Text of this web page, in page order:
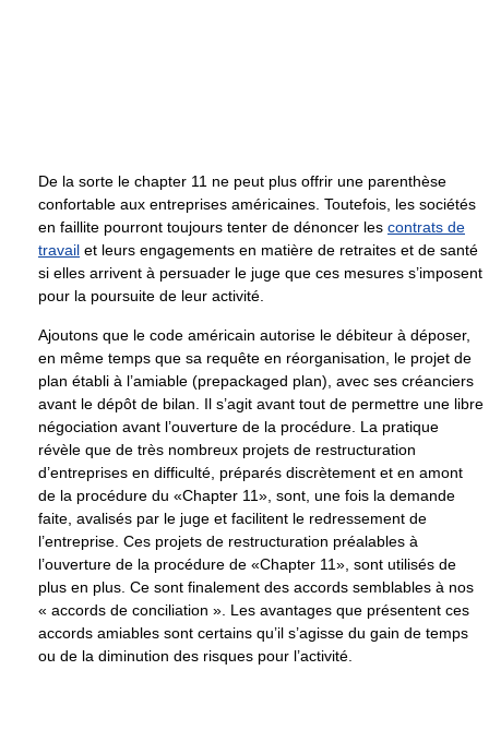
De la sorte le chapter 11 ne peut plus offrir une parenthèse
confortable aux entreprises américaines. Toutefois, les sociétés
en faillite pourront toujours tenter de dénoncer les contrats de
travail et leurs engagements en matière de retraites et de santé
si elles arrivent à persuader le juge que ces mesures s’imposent
pour la poursuite de leur activité.
Ajoutons que le code américain autorise le débiteur à déposer,
en même temps que sa requête en réorganisation, le projet de
plan établi à l’amiable (prepackaged plan), avec ses créanciers
avant le dépôt de bilan. Il s’agit avant tout de permettre une libre
négociation avant l’ouverture de la procédure. La pratique
révèle que de très nombreux projets de restructuration
d’entreprises en difficulté, préparés discrètement et en amont
de la procédure du «Chapter 11», sont, une fois la demande
faite, avalisés par le juge et facilitent le redressement de
l’entreprise. Ces projets de restructuration préalables à
l’ouverture de la procédure de «Chapter 11», sont utilisés de
plus en plus. Ce sont finalement des accords semblables à nos
« accords de conciliation ». Les avantages que présentent ces
accords amiables sont certains qu’il s’agisse du gain de temps
ou de la diminution des risques pour l’activité.